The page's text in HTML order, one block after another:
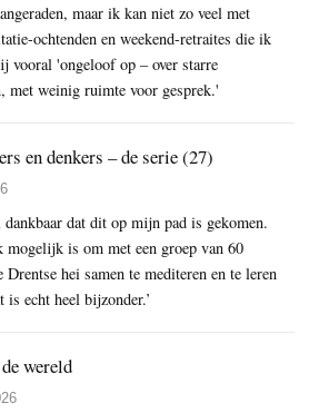
maar ik kan niet zo veel met
ochtenden en weekend-retraites die ik
vooral 'ongeloof op – over starre
met weinig ruimte voor gesprek.'
en denkers – de serie (27)
dat dit op mijn pad is gekomen.
is om met een groep van 60
Drentse hei samen te mediteren en te leren
is echt heel bijzonder.’
wereld